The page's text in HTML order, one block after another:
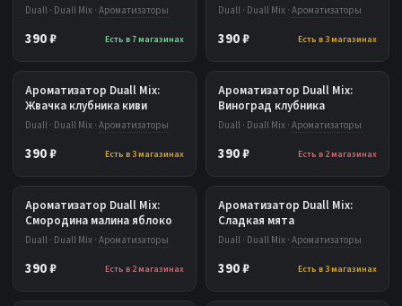
Duall · Duall Mix · Ароматизаторы
390 ₽ Есть в 7 магазинах
Duall · Duall Mix · Ароматизаторы
390 ₽ Есть в 3 магазинах
Ароматизатор Duall Mix:
Жвачка клубника киви
Duall · Duall Mix · Ароматизаторы
390 ₽ Есть в 3 магазинах
Ароматизатор Duall Mix:
Виноград клубника
Duall · Duall Mix · Ароматизаторы
390 ₽ Есть в 2 магазинах
Ароматизатор Duall Mix:
Смородина малина яблоко
Duall · Duall Mix · Ароматизаторы
390 ₽ Есть в 2 магазинах
Ароматизатор Duall Mix:
Сладкая мята
Duall · Duall Mix · Ароматизаторы
390 ₽ Есть в 3 магазинах